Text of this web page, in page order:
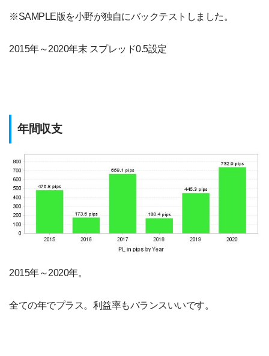
※SAMPLE版を小野が独自にバックテストしました。
2015年～2020年末 スプレッド0.5設定
年間収支
2015年～2020年。
全ての年でプラス。利益率もバランスいいです。